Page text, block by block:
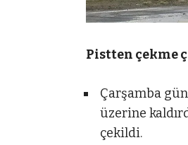
Pistten çekme
Çarşamba
üzerine
çekildi.